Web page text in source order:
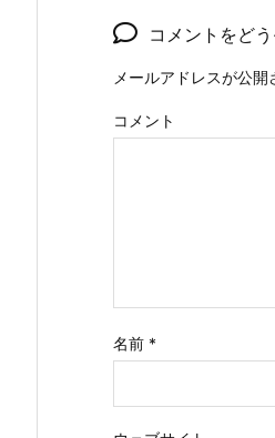
コメントをど
メールアドレスが公開
コメント
名前 *